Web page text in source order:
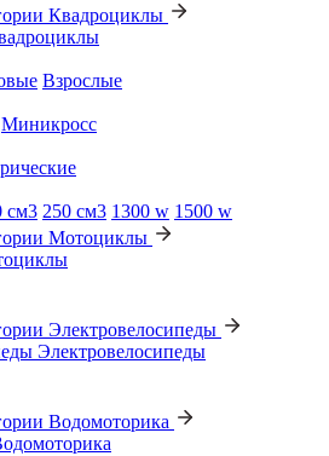
Квадроциклы
Взрослые
Миникросс
см3 250 см3 1300 w 1500 w
Мотоциклы
Электровелосипеды
Электровелосипеды
Водомоторика